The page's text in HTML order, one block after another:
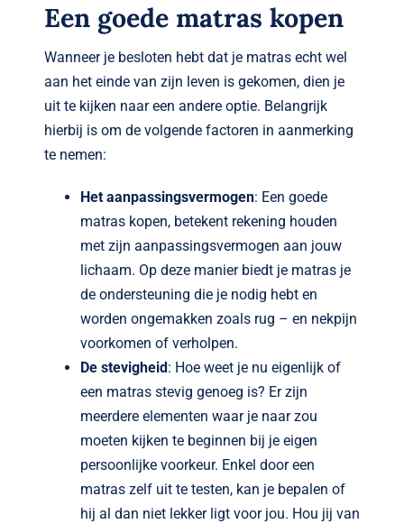
Een goede matras kopen
Wanneer je besloten hebt dat je matras echt wel
aan het einde van zijn leven is gekomen, dien je
uit te kijken naar een andere optie. Belangrijk
hierbij is om de volgende factoren in aanmerking
te nemen:
Het aanpassingsvermogen: Een goede
matras kopen, betekent rekening houden
met zijn aanpassingsvermogen aan jouw
lichaam. Op deze manier biedt je matras je
de ondersteuning die je nodig hebt en
worden ongemakken zoals rug – en nekpijn
voorkomen of verholpen.
De stevigheid : Hoe weet je nu eigenlijk of
een matras stevig genoeg is? Er zijn
meerdere elementen waar je naar zou
moeten kijken te beginnen bij je eigen
persoonlijke voorkeur. Enkel door een
matras zelf uit te testen, kan je bepalen of
hij al dan niet lekker ligt voor jou. Hou jij van